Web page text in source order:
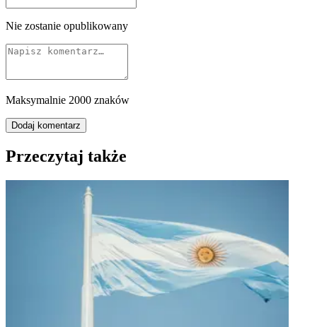
Nie zostanie opublikowany
Maksymalnie 2000 znaków
Dodaj komentarz
Przeczytaj także